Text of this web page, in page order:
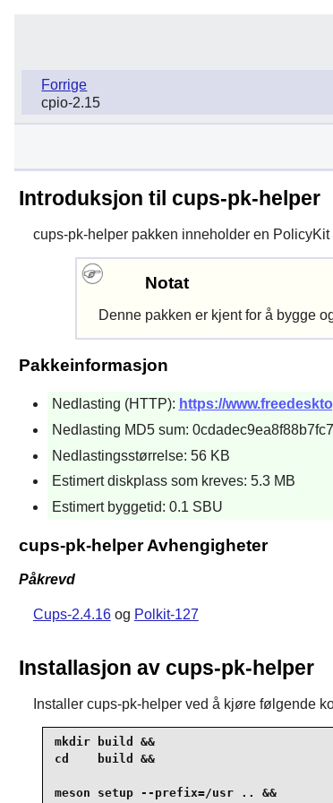
Forrige
cpio-2.15
Introduksjon til cups-pk-helper
cups-pk-helperpakken inneholder en PolicyKit
Notat
Denne pakken er kjent for å bygge
Pakkeinformasjon
Nedlasting (HTTP): https://
Nedlasting MD5 sum:
Nedlastingsstørrelse: 56 KB
Estimert diskplass som kreves: 5.3 MB
Estimert byggetid: 0.1 SBU
cups-pk-helper Avhengigheter
Påkrevd
Cups-2.4.16og Polkit-127
Installasjon av cups-pk-helper
Installer cups-pk-helperved å kjøre følgende
mkdir build &&
cd    build &&
meson setup --prefix=/usr .. &&